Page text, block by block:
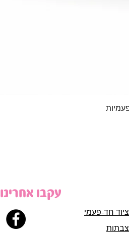
עקבו אחרינו
ציוד חד-פעמי
צבתות